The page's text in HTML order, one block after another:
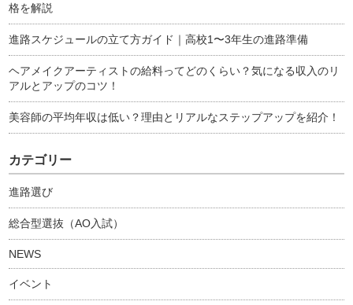
格を解説
進路スケジュールの立て方ガイド｜高校1〜3年生の進路準備
ヘアメイクアーティストの給料ってどのくらい？気になる収入のリ
アルとアップのコツ！
美容師の平均年収は低い？理由とリアルなステップアップを紹介！
カテゴリー
進路選び
総合型選抜（AO入試）
NEWS
イベント